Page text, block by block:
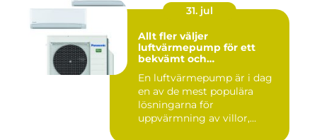
31. jul
Allt fler väljer
luftvärmepump för ett
bekvämt och
En luftvärmepump är i dag
en av de mest populära
lösningarna för
uppvärmning av villor,